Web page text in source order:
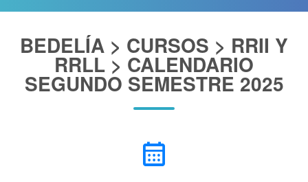
BEDELÍA > CURSOS > RRII Y
RRLL > CALENDARIO
SEGUNDO SEMESTRE 2025
calendar_month